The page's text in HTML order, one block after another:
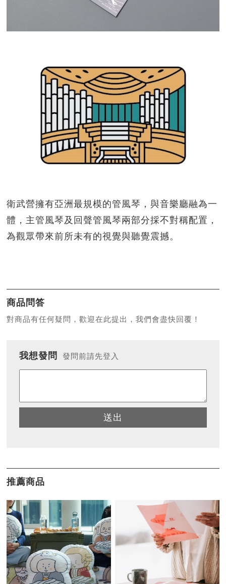
衛武營擁有亞洲最規模的管風琴，與音樂廳融為一
體，主管風琴及回聲管風琴兩部分採不對稱配置，
為觀眾帶來前所未有的視覺與聽覺震撼。
商品問答
對商品有任何疑問，歡迎在此提出，我們會盡快回覆！
我想發問 發問前請先登入
送出
推薦商品